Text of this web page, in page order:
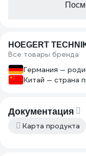
HOEGERT
Все товары бренда
Германия —
Китай — страна
Документация
Карта продукта